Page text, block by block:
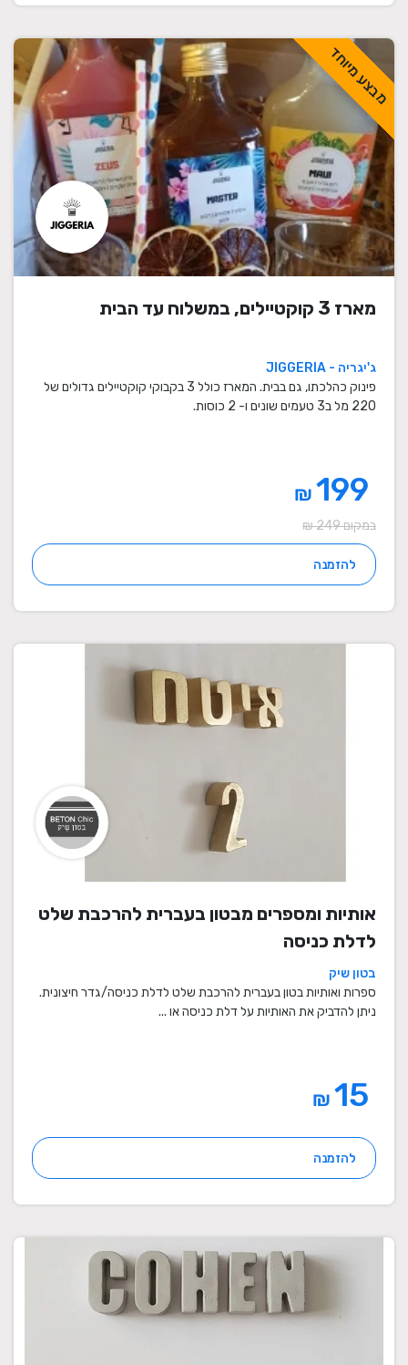
מבצע מיוחד
מארז 3 קוקטיילים, במשלוח עד הבית
ג'יגריה - JIGGERIA
פינוק כהלכתו, גם בבית. המארז כולל 3 בקבוקי קוקטיילים גדולים של
220 מל ב3 טעמים שונים ו- 2 כוסות.
₪
במקום 249 ₪
להזמנה
אותיות ומספרים מבטון בעברית להרכבת שלט
לדלת כניסה
בטון שיק
ספרות ואותיות בטון בעברית להרכבת שלט לדלת כניסה/גדר חיצונית.
ניתן להדביק את האותיות על דלת כניסה או ...
₪
להזמנה